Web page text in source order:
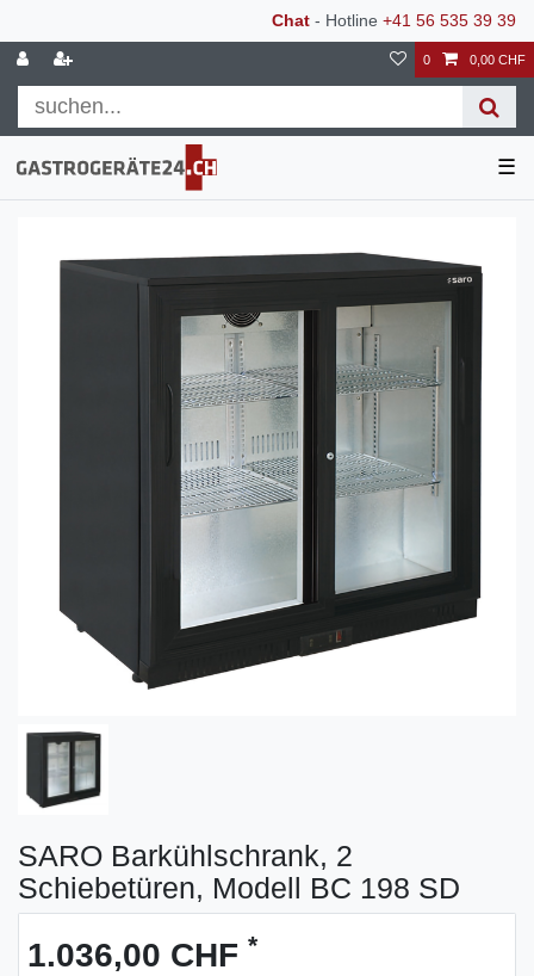
Chat - Hotline +41 56 535 39 39
0 0,00 CHF
☰
SARO Barkühlschrank, 2
Schiebetüren, Modell BC 198 SD
1.036,00 CHF *